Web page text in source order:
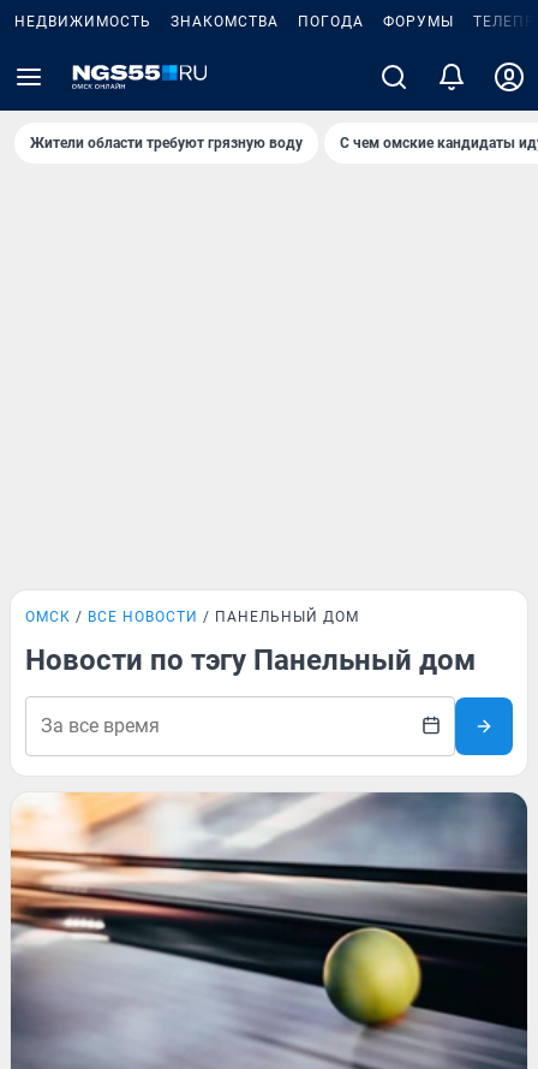
НЕДВИЖИМОСТЬ ЗНАКОМСТВА ПОГОДА ФОРУМЫ
Жители области требуют грязную воду С чем омские кандидаты
ОМСК ВСЕ НОВОСТИ ПАНЕЛЬНЫЙ ДОМ
Новости по тэгу Панельный дом